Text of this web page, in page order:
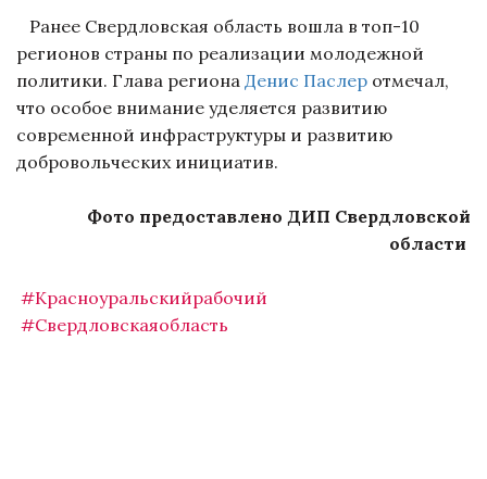
Ранее Свердловская область вошла в топ-10
регионов страны по реализации молодежной
политики. Глава региона Денис Паслер отмечал,
что особое внимание уделяется развитию
современной инфраструктуры и развитию
добровольческих инициатив.
Фото предоставлено ДИП Свердловской
области
#Красноуральскийрабочий
#Свердловскаяобласть